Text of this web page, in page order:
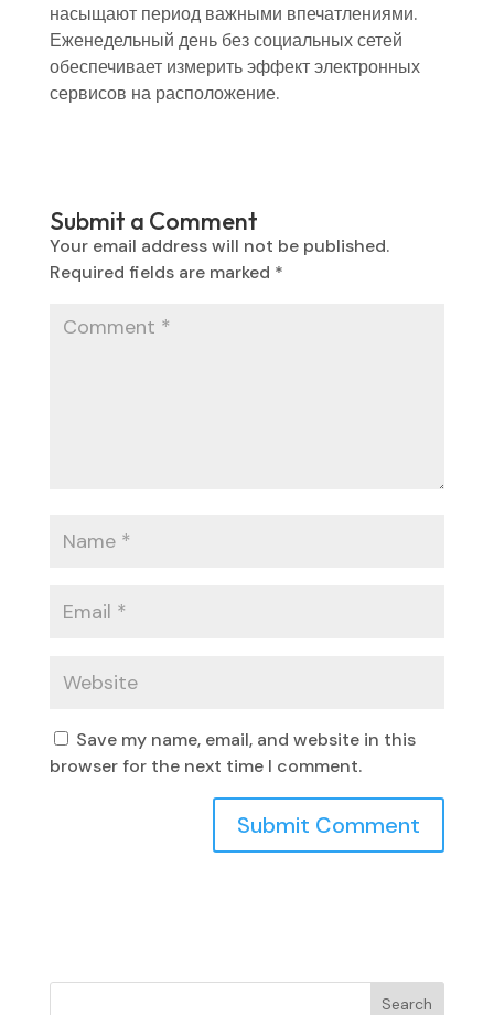
насыщают период важными впечатлениями.
Еженедельный день без социальных сетей
обеспечивает измерить эффект электронных
сервисов на расположение.
Submit a Comment
Your email address will not be published.
Required fields are marked *
Save my name, email, and website in this
browser for the next time I comment.
Search